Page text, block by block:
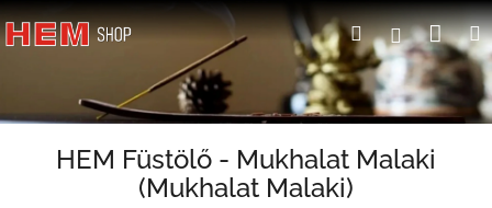
Ugrás
a
Keresés
HEM Füstölő - Mukhalat Malaki
(Mukhalat Malaki)